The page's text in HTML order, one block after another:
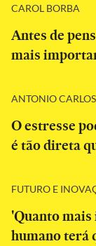
CAROL BORBA
Antes de
mais
ANTONIO
O estresse
é tão direta
FUTURO E
'Quanto
humano terá